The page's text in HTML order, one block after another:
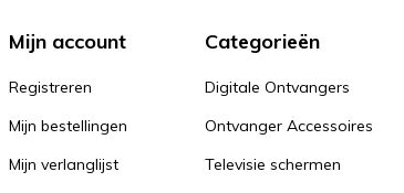
Mijn account
Registreren
Mijn bestellingen
Mijn verlanglijst
Categorieën
Digitale Ontvangers
Ontvanger Accessoires
Televisie schermen